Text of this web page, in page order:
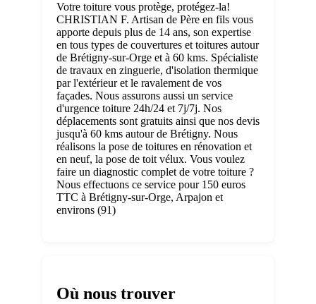
Votre toiture vous protège, protégez-la!
CHRISTIAN F. Artisan de Père en fils vous
apporte depuis plus de 14 ans, son expertise
en tous types de couvertures et toitures autour
de Brétigny-sur-Orge et à 60 kms. Spécialiste
de travaux en zinguerie, d'isolation thermique
par l'extérieur et le ravalement de vos
façades. Nous assurons aussi un service
d'urgence toiture 24h/24 et 7j/7j. Nos
déplacements sont gratuits ainsi que nos devis
jusqu'à 60 kms autour de Brétigny. Nous
réalisons la pose de toitures en rénovation et
en neuf, la pose de toit vélux. Vous voulez
faire un diagnostic complet de votre toiture ?
Nous effectuons ce service pour 150 euros
TTC à Brétigny-sur-Orge, Arpajon et
environs (91)
Où nous trouver